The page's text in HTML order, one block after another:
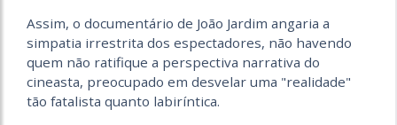
Assim, o documentário de João Jardim angaria a
simpatia irrestrita dos espectadores, não havendo
quem não ratifique a perspectiva narrativa do
cineas­ta, preocupado em desvelar uma "realidade"
tão fatalista quanto labiríntica.